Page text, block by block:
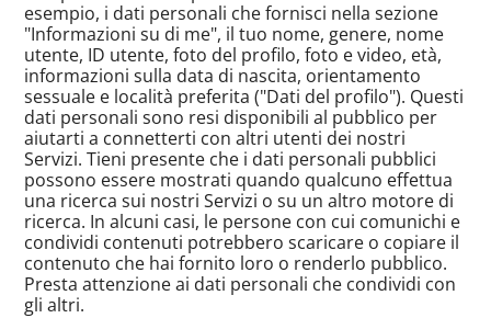
esempio, i dati personali che fornisci nella sezione
"Informazioni su di me", il tuo nome, genere, nome
utente, ID utente, foto del profilo, foto e video, età,
informazioni sulla data di nascita, orientamento
sessuale e località preferita ("Dati del profilo"). Questi
dati personali sono resi disponibili al pubblico per
aiutarti a connetterti con altri utenti dei nostri
Servizi. Tieni presente che i dati personali pubblici
possono essere mostrati quando qualcuno effettua
una ricerca sui nostri Servizi o su un altro motore di
ricerca. In alcuni casi, le persone con cui comunichi e
condividi contenuti potrebbero scaricare o copiare il
contenuto che hai fornito loro o renderlo pubblico.
Presta attenzione ai dati personali che condividi con
gli altri.